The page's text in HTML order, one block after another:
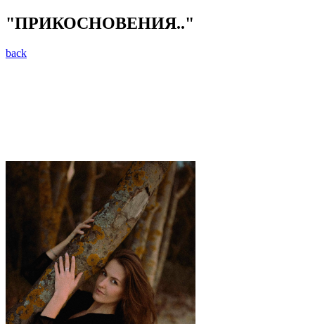
"ПРИКОСНОВЕНИЯ.."
back